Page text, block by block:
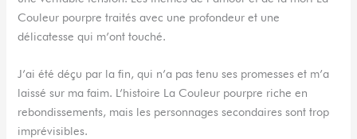
Couleur pourpre traités avec une profondeur et une
délicatesse qui m’ont touché.
J’ai été déçu par la fin, qui n’a pas tenu ses promesses et m’a
laissé sur ma faim. L’histoire La Couleur pourpre riche en
rebondissements, mais les personnages secondaires sont trop
imprévisibles.